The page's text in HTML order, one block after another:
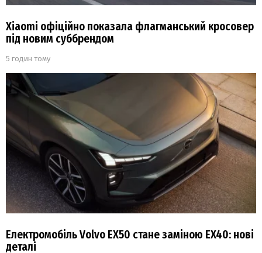
Xiaomi офіційно показала флагманський кросовер
під новим суббрендом
5 годин тому
Електромобіль Volvo EX50 стане заміною EX40: нові
деталі